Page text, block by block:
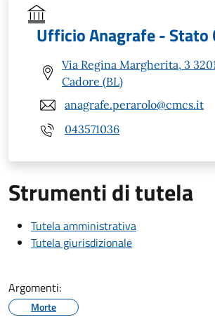
Ufficio Anagrafe - Stato
Via Regina Margherita, 3
Cadore (BL)
anagrafe.perarolo@cmcs.it
043571036
Strumenti di tutela
Tutela amministrativa
Tutela giurisdizionale
Argomenti:
Morte